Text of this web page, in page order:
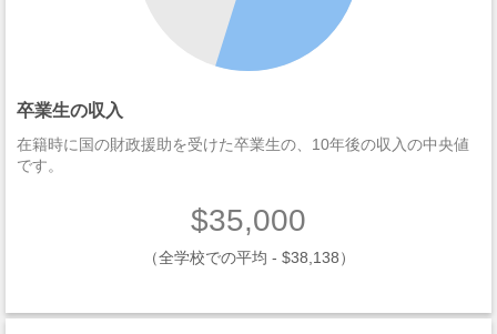
卒業生の収入
在籍時に国の財政援助を受けた卒業生の、10年後の収入の中央値
です。
$35,000
（全学校での平均 - $38,138）